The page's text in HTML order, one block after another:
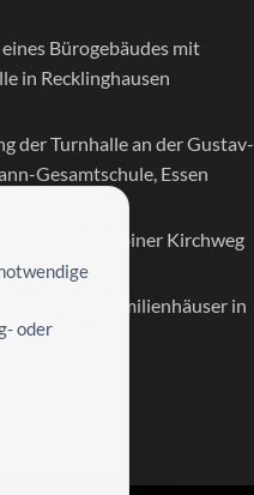
Bürogebäudes mit
in Recklinghausen
der Turnhalle an der Gustav-
Gesamtschule, Essen
Groiner Kirchweg
Mehrfamilienhäuser in
oder